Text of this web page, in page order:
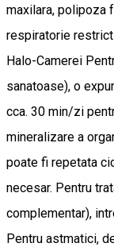
maxilara, polipoza
respiratorie
Halo-Camerei
sanatoase), o
cca. 30 min/zi
mineralizare a
poate fi repetata
necesar. Pentru
complementar),
Pentru astmatici,